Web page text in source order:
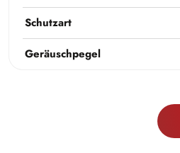
Schutzart
Geräuschpegel